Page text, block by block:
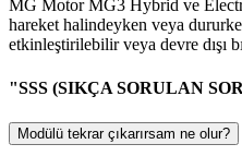
MG Motor MG3 Hybrid ve
hareket halindeyken veya
etkinleştirilebilir veya devre dışı
"SSS (SIKÇA SORULAN
Modülü tekrar çıkarırsam ne olur?